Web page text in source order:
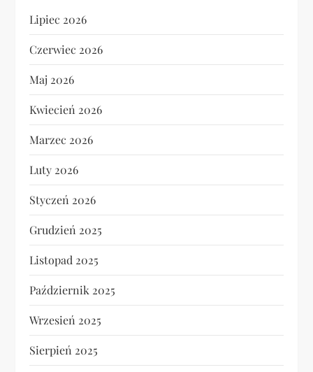
Lipiec 2026
Czerwiec 2026
Maj 2026
Kwiecień 2026
Marzec 2026
Luty 2026
Styczeń 2026
Grudzień 2025
Listopad 2025
Październik 2025
Wrzesień 2025
Sierpień 2025